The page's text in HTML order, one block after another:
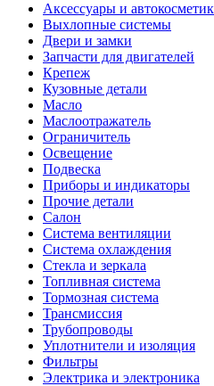
Аксессуары и
Выхлопные системы
Двери и замки
Запчасти для двигателей
Крепеж
Кузовные детали
Масло
Маслоотражатель
Ограничитель
Освещение
Подвеска
Приборы и индикаторы
Прочие детали
Салон
Система вентиляции
Система охлаждения
Стекла и зеркала
Топливная система
Тормозная система
Трансмиссия
Трубопроводы
Уплотнители и изоляция
Фильтры
Электрика и электроника